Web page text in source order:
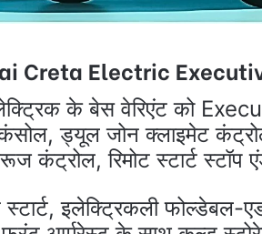
Creta Electric
के बेस वेरिएंट को
ड्यूल जोन क्लाइमेट
कंट्रोल, रिमोट स्‍टार्ट स्टॉप
इलेक्‍ट्रिकली फोल्‍डेबल-